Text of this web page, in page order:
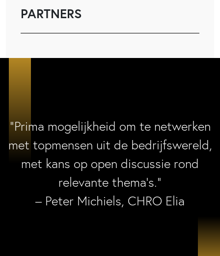
PARTNERS
“Prima mogelijkheid om te netwerken
met topmensen uit de bedrijfswereld,
met kans op open discussie rond
relevante thema’s.”
– Peter Michiels, CHRO Elia